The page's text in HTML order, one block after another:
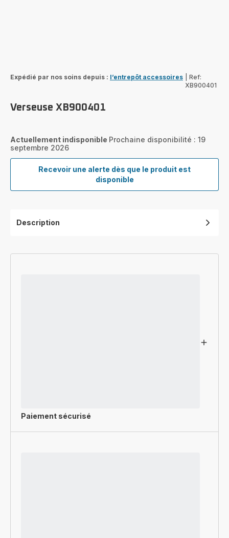
Expédié par nos soins depuis : l’entrepôt accessoires
Ref:
XB900401
Verseuse XB900401
Actuellement indisponible Prochaine disponibilité : 19
septembre 2026
Recevoir une alerte dès que le produit est
disponibleVerseuse
XB900401
Description
Paiement sécurisé